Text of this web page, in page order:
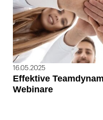
16.05.2025
Effektive
Webinare